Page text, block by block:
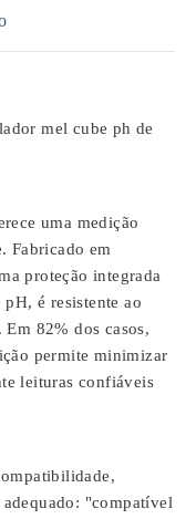
mel cube ph de
uma medição
Fabricado em
proteção integrada
é resistente ao
82% dos casos,
permite minimizar
leituras confiáveis
"compatível